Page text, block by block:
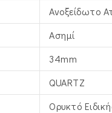
Ανοξείδωτο
Ασημί
34mm
QUARTZ
Ορυκτό